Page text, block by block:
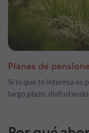
Planes de
Si lo que te interesa es
largo plazo,